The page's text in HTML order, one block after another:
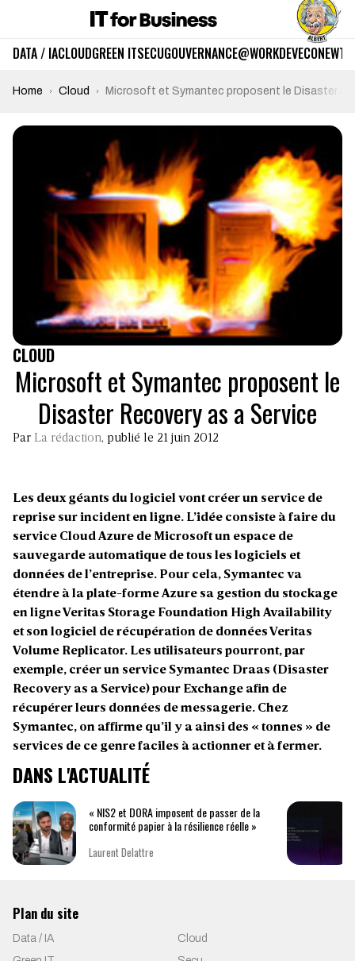
DATA / IACLOUDGREEN ITSECUGOUVERNANCE@WORKDEVECO
Home Cloud Microsoft et Symantec proposent le Disaster
CLOUD
Microsoft et Symantec proposent le
Disaster Recovery as a Service
Par La rédaction, publié le 21 juin 2012
Les deux géants du logiciel vont créer un service de
reprise sur incident en ligne. L’idée consiste à faire du
service Cloud Azure de Microsoft un espace de
sauvegarde automatique de tous les logiciels et
données de l’entreprise. Pour cela, Symantec va
étendre à la plate-forme Azure sa gestion du stockage
en ligne Veritas Storage Foundation High Availability
et son logiciel de récupération de données Veritas
Volume Replicator. Les utilisateurs pourront, par
exemple, créer un service Symantec Draas (Disaster
Recovery as a Service) pour Exchange afin de
récupérer leurs données de messagerie. Chez
Symantec, on affirme qu’il y a ainsi des « tonnes » de
services de ce genre faciles à actionner et à fermer.
DANS L'ACTUALITÉ
« NIS2 et DORA imposent de passer de la
conformité papier à la résilience réelle »
Laurent Delattre
Plan du site
Data / IA
Cloud